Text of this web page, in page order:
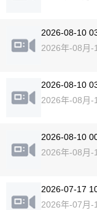
2026-08-10
2026年-08月-
2026-08-10
2026年-08月-
2026-08-10
2026年-08月-
2026-07-17
2026年-07月-